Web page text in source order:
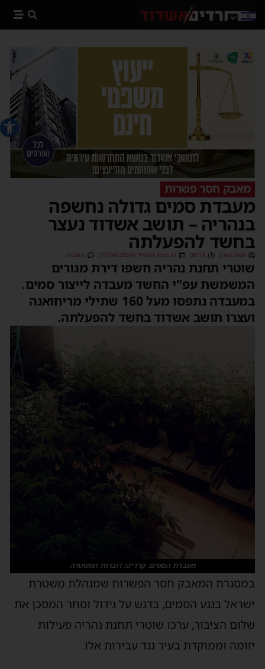
פתח
מאבק חסר פשרות
מעבדת סמים גדולה נחשפה
בנהריה – תושב אשדוד נעצר
בחשד להפעלתה
משה קאהן 08:13 ט׳ בניסן תשפ״ד (17/04/2024) תגובות
שוטרי תחנת נהריה חשפו דירת מגורים
המשמשת עפ"י החשד מעבדה לייצור סמים.
במעבדה נתפסו מעל 160 שתילי מריחואנה
ועצרו תושב אשדוד בחשד להפעלתה.
מעבדת הסמים. קרדיט: דוברות המשטרה
במסגרת המאבק חסר הפשרות שמנהלת משטרת
ישראל בנגע הסמים, בדגש על גידול וסחר המסכן את
שלום הציבור, ערכו שוטרי תחנת נהריה פעילות
יזומה וממוקדת בעיר נגד עבירות אלו.